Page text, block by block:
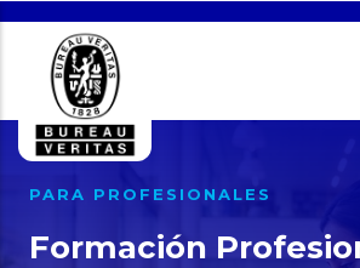
contenido
principal
PARA PROFESIONALES
Formación